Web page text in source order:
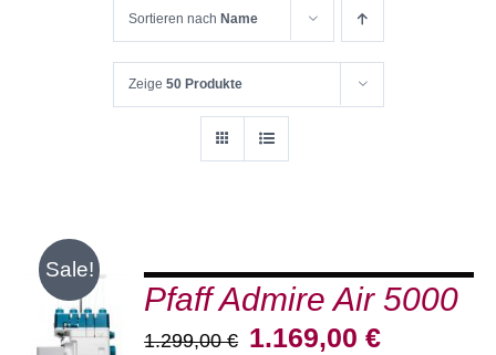
Sortieren nach Name
Zeige 50 Produkte
Sale!
IN DEN
WARENKORB
/
Pfaff Admire Air 5000
1.299,00€ Ursprünglicher
1.169,00€Aktueller